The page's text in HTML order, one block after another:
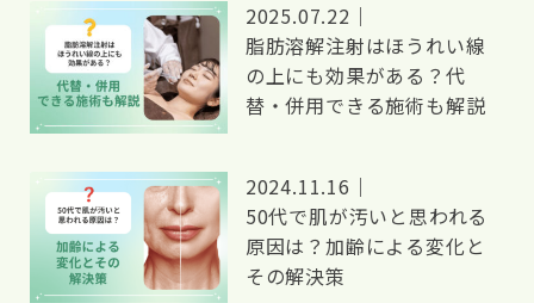
2025.07.22｜
脂肪溶解注射はほうれい線
の上にも効果がある？代
替・併用できる施術も解説
2024.11.16｜
50代で肌が汚いと思われる
原因は？加齢による変化と
その解決策